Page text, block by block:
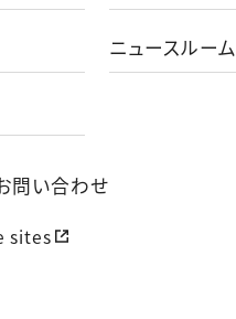
ニュースルーム
問い合わせ
sites